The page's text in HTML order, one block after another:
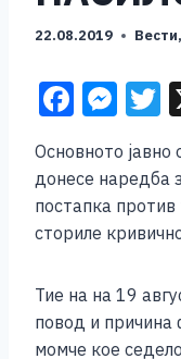
22.08.2019 Вести,
F
c
e
b
o
k
M
e
ss
e
n
er
T
Основното
донесе наредба
постапка
сториле
Тие на на 19
повод и
момче кое